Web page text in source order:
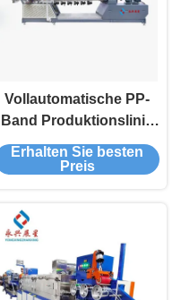
Vollautomatische PP-
Band Produktionslinie
mit Extruder
Erhalten Sie besten
Preis